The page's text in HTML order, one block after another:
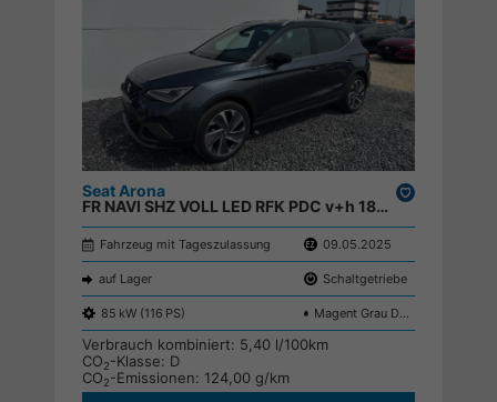
Seat Arona
FR NAVI SHZ VOLL LED RFK PDC v+h 18ALU ;
Fahrzeug mit Tageszulassung 09.05.2025
auf Lager Schaltgetriebe
85 kW (116 PS) Magent Grau Dach Schwarz S9E7
Verbrauch kombiniert: 5,40 l/100km
CO2-Klasse: D
CO2-Emissionen: 124,00 g/km